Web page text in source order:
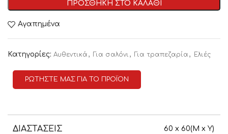
ΠΡΟΣΘΗΚΗ ΣΤΟ ΚΑΛΑΘΙ
Αγαπημένα
Κατηγορίες: Αυθεντικά , Για σαλόνι , Για τραπεζαρία , Ελιές
ΡΩΤΗΣΤΕ ΜΑΣ ΓΙΑ ΤΟ ΠΡΟΪΟΝ
ΔΙΑΣΤΑΣΕΙΣ 60 x 60(M x Y)